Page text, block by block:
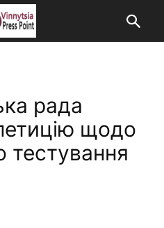
рада
щодо
тестування